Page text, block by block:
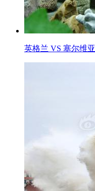
英格兰 VS 塞尔维亚